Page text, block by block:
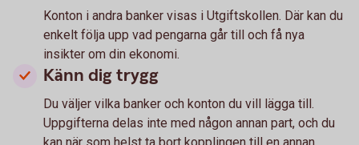
Konton i andra banker visas i Utgiftskollen. Där kan du
enkelt följa upp vad pengarna går till och få nya
insikter om din ekonomi.
Känn dig trygg
Du väljer vilka banker och konton du vill lägga till.
Uppgifterna delas inte med någon annan part, och du